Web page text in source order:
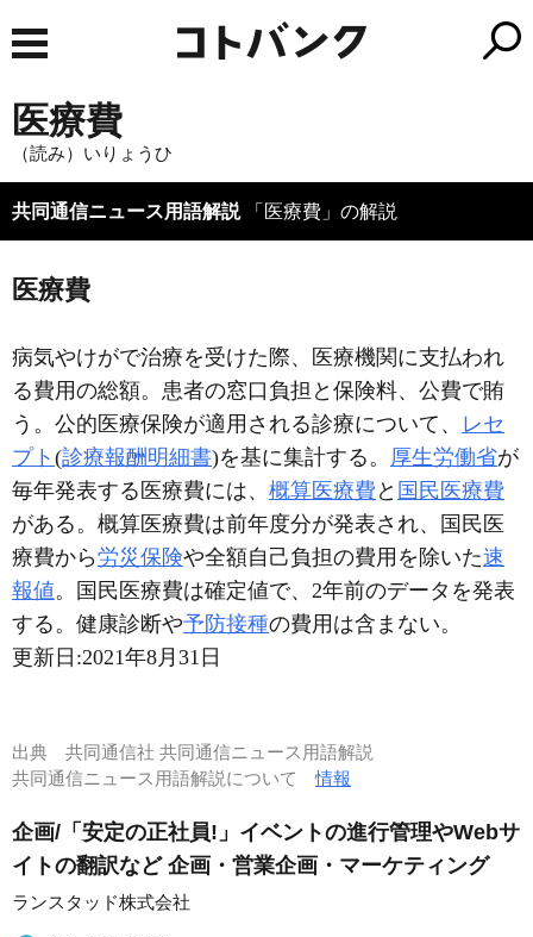
医療費
（読み）いりょうひ
共同通信ニュース用語解説「医療費」の解説
医療費
病気やけがで治療を受けた際、医療機関に支払われ
る費用の総額。患者の窓口負担と保険料、公費で賄
う。公的医療保険が適用される診療について、 レセ
プト (診療報酬明細書)を基に集計する。 厚生労働省が
毎年発表する医療費には、 概算医療費 と 国民医療費
がある。概算医療費は前年度分が発表され、国民医
療費から労災保険や全額自己負担の費用を除いた速
報値。国民医療費は確定値で、2年前のデータを発表
する。健康診断や予防接種の費用は含まない。
更新日:2021年8月31日
出典 共同通信社 共同通信ニュース用語解説
共同通信ニュース用語解説について情報
企画/「安定の正社員!」イベントの進行管理やWebサ
イトの翻訳など 企画・営業企画・マーケティング
ランスタッド株式会社